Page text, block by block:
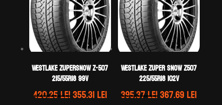
WestLake ZUPERSNOW Z-507
215/55R18 99V
420.25leiPrețul
355.31leiPrețul
WestLake ZUPER SNOW Z507
225/55R18 102V
395.37leiPrețul
367.69leiPrețul